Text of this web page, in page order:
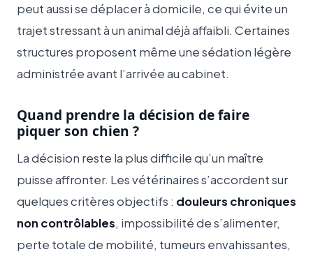
peut aussi se déplacer à domicile, ce qui évite un
trajet stressant à un animal déjà affaibli. Certaines
structures proposent même une sédation légère
administrée avant l’arrivée au cabinet.
Quand prendre la décision de faire
piquer son chien ?
La décision reste la plus difficile qu’un maître
puisse affronter. Les vétérinaires s’accordent sur
quelques critères objectifs : douleurs chroniques
non contrôlables, impossibilité de s’alimenter,
perte totale de mobilité, tumeurs envahissantes,